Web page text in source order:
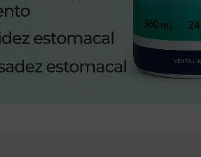
to wishlist